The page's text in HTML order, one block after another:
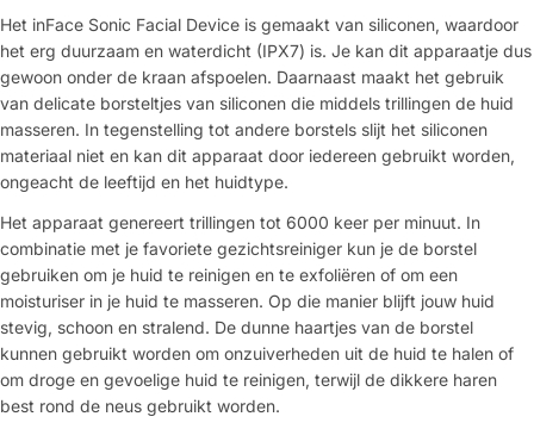
Het inFace Sonic Facial Device is gemaakt van siliconen, waardoor
het erg duurzaam en waterdicht (IPX7) is. Je kan dit apparaatje dus
gewoon onder de kraan afspoelen. Daarnaast maakt het gebruik
van delicate borsteltjes van siliconen die middels trillingen de huid
masseren. In tegenstelling tot andere borstels slijt het siliconen
materiaal niet en kan dit apparaat door iedereen gebruikt worden,
ongeacht de leeftijd en het huidtype.
Het apparaat genereert trillingen tot 6000 keer per minuut. In
combinatie met je favoriete gezichtsreiniger kun je de borstel
gebruiken om je huid te reinigen en te exfoliëren of om een
moisturiser in je huid te masseren. Op die manier blijft jouw huid
stevig, schoon en stralend. De dunne haartjes van de borstel
kunnen gebruikt worden om onzuiverheden uit de huid te halen of
om droge en gevoelige huid te reinigen, terwijl de dikkere haren
best rond de neus gebruikt worden.